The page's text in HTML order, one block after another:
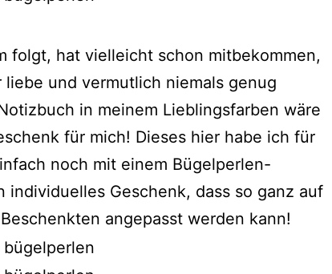
folgt, hat vielleicht schon mitbekommen,
und vermutlich niemals genug
in meinem Lieblingsfarben wäre
für mich! Dieses hier habe ich für
noch mit einem Bügelperlen-
individuelles Geschenk, dass so ganz auf
angepasst werden kann!